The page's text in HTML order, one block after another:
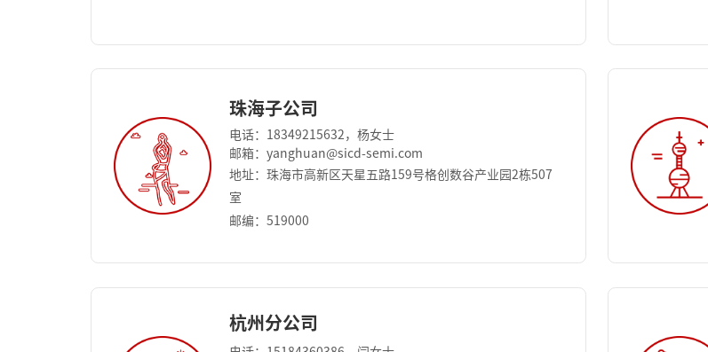
珠海子公司
电话：18349215632，杨女士
邮箱：yanghuan@sicd-semi.com
地址：珠海市高新区天星五路159号格创数谷产业园2栋507
室
邮编：519000
杭州分公司